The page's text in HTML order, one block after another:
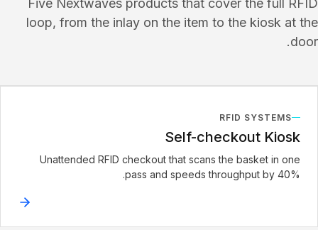
Five Nextwaves products that cover the full RFID
loop, from the inlay on the item to the kiosk at the
door.
RFID SYSTEMS
Self-checkout Kiosk
Unattended RFID checkout that scans the basket in one
pass and speeds throughput by 40%.